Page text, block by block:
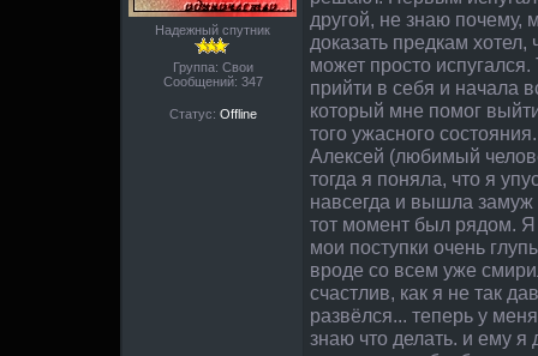
Надежный спутник
Группа: Свои
Сообщений: 347
Статус: Offline
другой, не знаю почему,
доказать предкам хотел,
может просто
прийти в себя и начала
который мне помог
того ужасного
Алексей (любимый
тогда я поняла, что я
навсегда и вышла замуж
тот момент был рядом. Я
мои поступки очень
вроде со всем уже
счастлив, как я не так
развёлся... теперь у
знаю что делать. и ему я